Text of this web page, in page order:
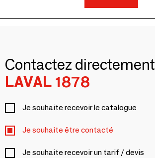
Contactez directement
LAVAL 1878
Je souhaite recevoir le catalogue
Je souhaite être contacté
Je souhaite recevoir un tarif / devis